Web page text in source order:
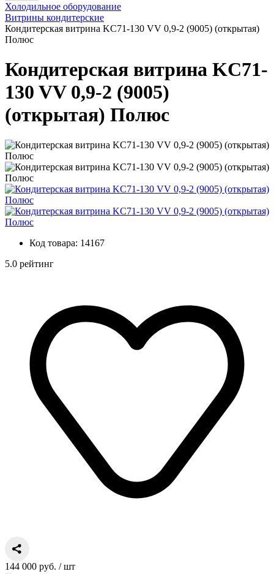
Холодильное оборудование
Витрины кондитерские
Кондитерская витрина KC71-130 VV 0,9-2 (9005) (открытая)
Полюс
Кондитерская витрина KC71-
130 VV 0,9-2 (9005)
(открытая) Полюс
Код товара: 14167
5.0 рейтинг
144 000 руб. / шт